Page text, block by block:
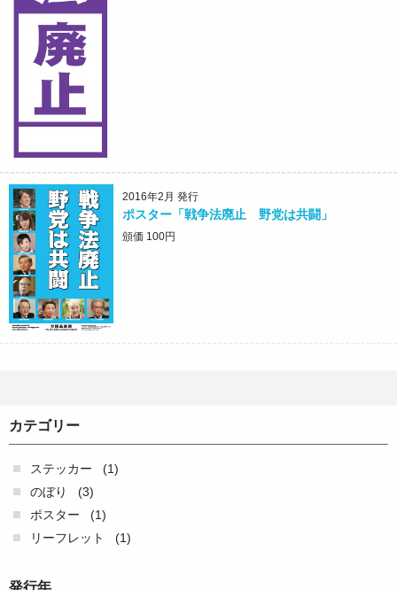
2016年2月 発行
ポスター「戦争法廃止 野党は共闘」
頒価 100円
カテゴリー
ステッカー
(1)
のぼり
(3)
ポスター
(1)
リーフレット
(1)
発行年